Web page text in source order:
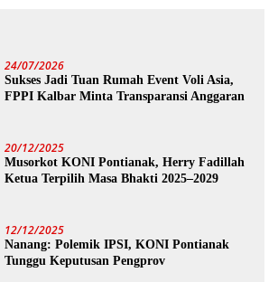
24/07/2026
Sukses Jadi Tuan Rumah Event Voli Asia,
FPPI Kalbar Minta Transparansi Anggaran
20/12/2025
Musorkot KONI Pontianak, Herry Fadillah
Ketua Terpilih Masa Bhakti 2025–2029
12/12/2025
Nanang: Polemik IPSI, KONI Pontianak
Tunggu Keputusan Pengprov